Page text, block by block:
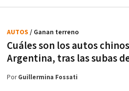
Cuáles son los autos
Argentina, tras las subas
AUTOS / Ganan terreno
PorGuillermina Fossati